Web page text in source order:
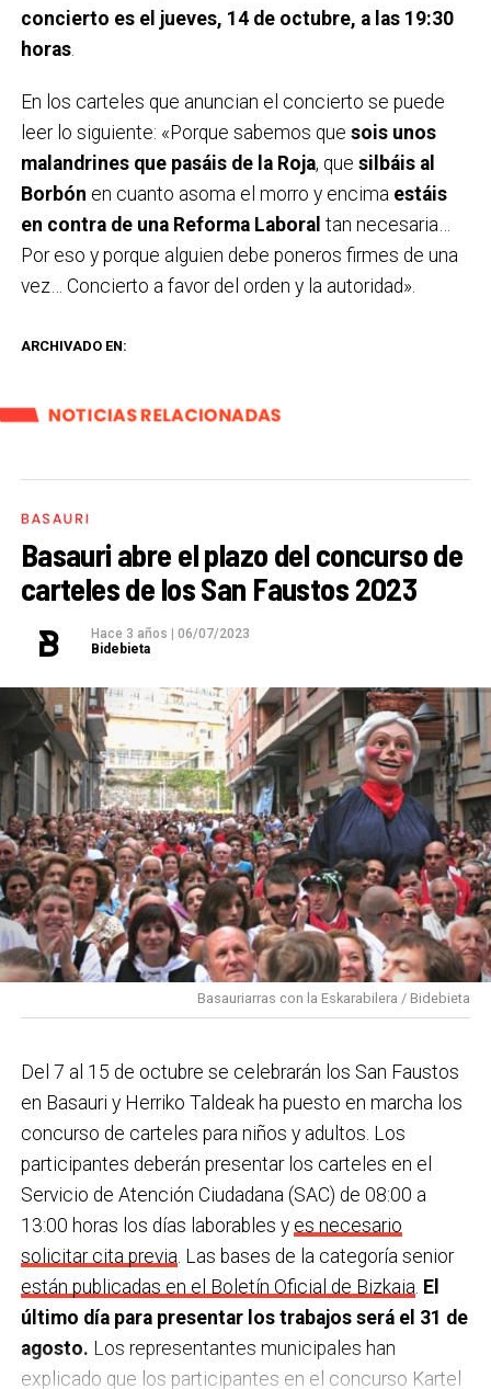
concierto es el jueves, 14 de octubre, a las 19:30
horas.
En los carteles que anuncian el concierto se puede
leer lo siguiente: «Porque sabemos que sois unos
malandrines que pasáis de la Roja, que silbáis al
Borbón en cuanto asoma el morro y encima estáis
en contra de una Reforma Laboral tan necesaria…
Por eso y porque alguien debe poneros firmes de una
vez… Concierto a favor del orden y la autoridad».
ARCHIVADO EN:
NOTICIAS RELACIONADAS
BASAURI
Basauri abre el plazo del concurso de
carteles de los San Faustos 2023
Hace 3 años
06/07/2023
Bidebieta
Basauriarras con la Eskarabilera / Bidebieta
Del 7 al 15 de octubre se celebrarán los San Faustos
en Basauri y Herriko Taldeak ha puesto en marcha los
concurso de carteles para niños y adultos. Los
participantes deberán presentar los carteles en el
Servicio de Atención Ciudadana (SAC) de 08:00 a
13:00 horas los días laborables y es necesario
solicitar cita previa . Las bases de la categoría senior
están publicadas en el Boletín Oficial de Bizkaia El
último día para presentar los trabajos será el 31 de
agosto. Los representantes municipales han
explicado que los participantes en el concurso Kartel